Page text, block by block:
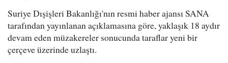
Suriye Dışişleri Bakanlığı'nın resmi haber ajansı SANA
tarafından yayınlanan açıklamasına göre, yaklaşık 18 aydır
devam eden müzakereler sonucunda taraflar yeni bir
çerçeve üzerinde uzlaştı.